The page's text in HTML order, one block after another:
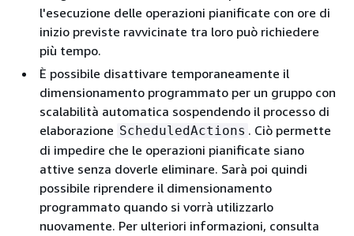
l'esecuzione delle operazioni pianificate con ore di
inizio previste ravvicinate tra loro può richiedere
più tempo.
È possibile disattivare temporaneamente il
dimensionamento programmato per un gruppo con
scalabilità automatica sospendendo il processo di
elaborazione ScheduledActions . Ciò permette
di impedire che le operazioni pianificate siano
attive senza doverle eliminare. Sarà poi quindi
possibile riprendere il dimensionamento
programmato quando si vorrà utilizzarlo
nuovamente. Per ulteriori informazioni, consulta